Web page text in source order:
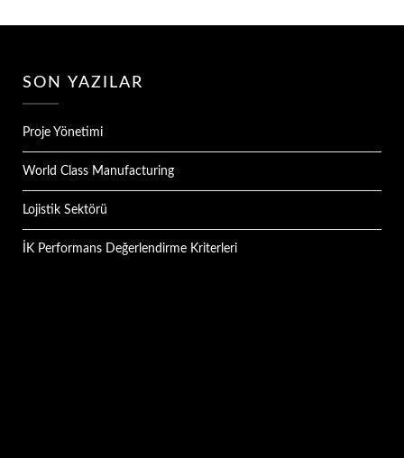
SON YAZILAR
Proje Yönetimi
World Class Manufacturing
Lojistik Sektörü
İK Performans Değerlendirme Kriterleri